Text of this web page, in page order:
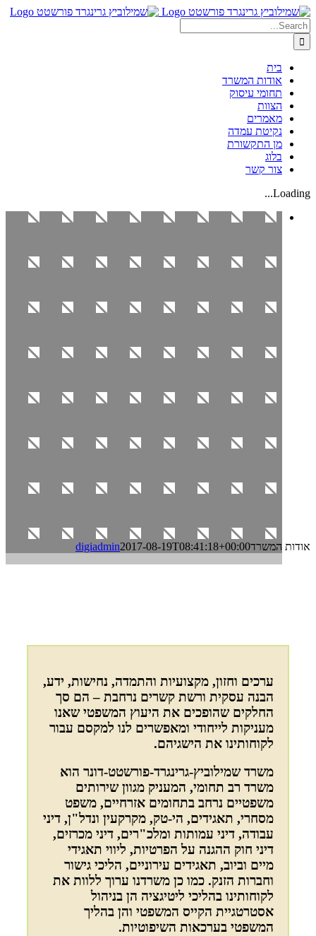
Skip
to
content
Search
for:
בית
אודות המשרד
תחומי עיסוק
הצוות
מאמרים
נקיטת עמדה
מן התקשורת
בלוג
צור קשר
Loading...
אודות המשרד digiadmin2017-08-19T08:41:18+00:00
ערכים וחזון, מקצועיות והתמדה, נחישות, ידע,
הבנה עסקית ורשת קשרים נרחבת – הם סך
החלקים שהופכים את היעוץ המשפטי שאנו
מעניקות לייחודי ומאפשרים לנו למקסם עבור
לקוחותינו את הישגיהם.
משרד שמילוביץ-גרינגרד-פורשטט-דונר הוא
משרד רב תחומי, המעניק מגוון שירותים
משפטיים נרחב בתחומים אזרחיים, משפט
מסחרי, תאגידים, הי-טק, מקרקעין ונדל"ן, דיני
עבודה, דיני עמותות ומלכ"רים, דיני מכרזים,
דיני חוק ההגנה על הפרטיות, ליווי תאגידי
מיים וביוב, תאגידים עירוניים, הליכי גישור
וחברות הזנק. כמו כן משרדנו ערוך ללוות את
לקוחותינו בהליכי ליטיגציה הן בניהול
אסטרטגיית הקייס המשפטי והן בהליך
המשפטי בערכאות השיפוטיות.